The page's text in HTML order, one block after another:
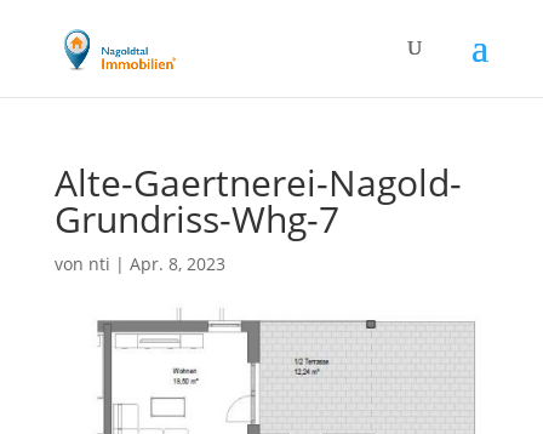
Alte-Gaertnerei-Nagold-
Grundriss-Whg-7
von nti | Apr. 8, 2023